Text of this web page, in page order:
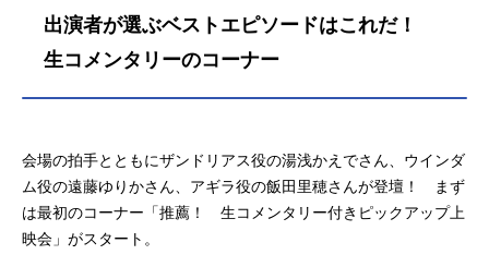
出演者が選ぶベストエピソードはこれだ！
生コメンタリーのコーナー
会場の拍手とともにザンドリアス役の湯浅かえでさん、ウインダ
ム役の遠藤ゆりかさん、アギラ役の飯田里穂さんが登壇！ まず
は最初のコーナー「推薦！ 生コメンタリー付きピックアップ上
映会」がスタート。